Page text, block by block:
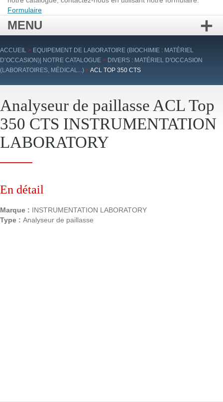
Formulaire
MENU
Aller
au
contenu
ACCUEIL > EQUIPEMENT DE LABORATOIRE (BIOCHIMIE : MATÉRIEL
D’OCCASION)| NOTRE CATALOGUE > DIVERS : MATÉRIEL D'OCCASION
(LABORATOIRES, MÉDICAL...) >ACL TOP 350 CTS
Analyseur de paillasse ACL Top
350 CTS INSTRUMENTATION
LABORATORY
En détail
Marque : INSTRUMENTATION LABORATORY
Type : Analyseur de paillasse